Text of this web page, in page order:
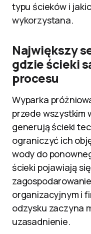
typu ścieków i
wykorzystana.
Największy
gdzie ścieki
procesu
Wyparka
przede wszystkim
generują ścieki
ograniczyć ich
wody do
ścieki pojawiają
organizacyjnym i
odzysku zaczyna
uzasadnienie.